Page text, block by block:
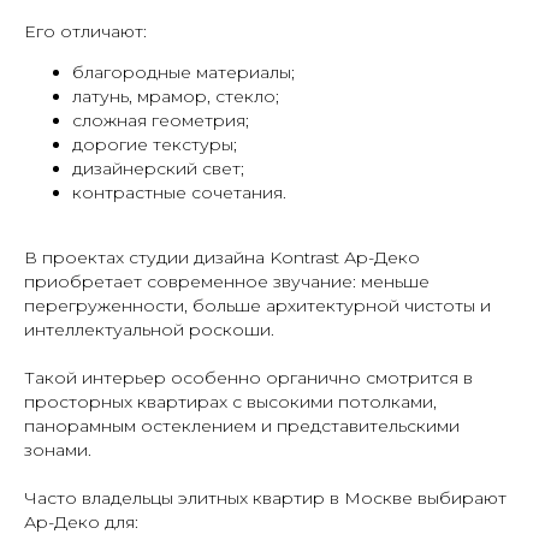
Его отличают:
благородные материалы;
латунь, мрамор, стекло;
сложная геометрия;
дорогие текстуры;
дизайнерский свет;
контрастные сочетания.
В проектах студии дизайна Kontrast Ар-Деко
приобретает современное звучание: меньше
перегруженности, больше архитектурной чистоты и
интеллектуальной роскоши.
Такой интерьер особенно органично смотрится в
просторных квартирах с высокими потолками,
панорамным остеклением и представительскими
зонами.
Часто владельцы элитных квартир в Москве выбирают
Ар-Деко для: